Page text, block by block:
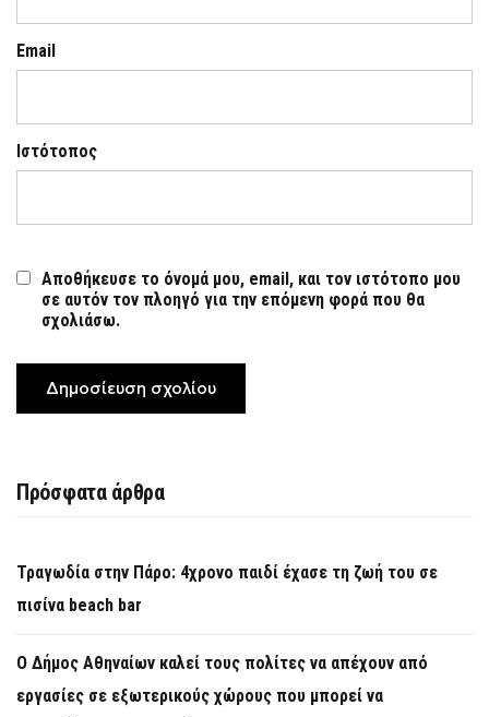
Email
Ιστότοπος
Αποθήκευσε το όνομά μου, email, και τον ιστότοπο μου
σε αυτόν τον πλοηγό για την επόμενη φορά που θα
σχολιάσω.
Πρόσφατα άρθρα
Τραγωδία στην Πάρο: 4χρονο παιδί έχασε τη ζωή του σε
πισίνα beach bar
Ο Δήμος Αθηναίων καλεί τους πολίτες να απέχουν από
εργασίες σε εξωτερικούς χώρους που μπορεί να